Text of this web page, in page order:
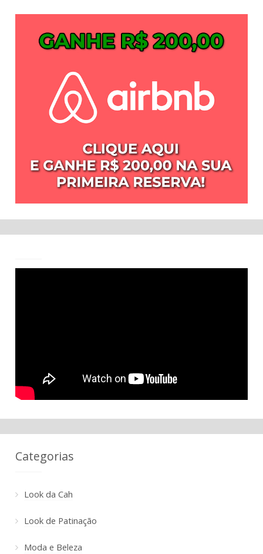
Categorias
Look da Cah
Look de Patinação
Moda e Beleza